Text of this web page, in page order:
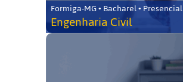
Formiga-MG • Bacharel • Presencial
Engenharia Civil